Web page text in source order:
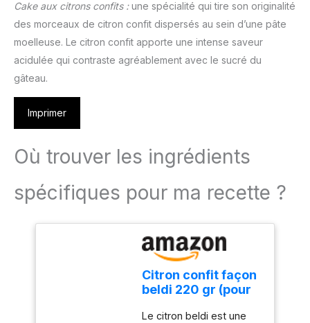
Cake aux citrons confits :une spécialité qui tire son originalité
des morceaux de citron confit dispersés au sein d’une pâte
moelleuse. Le citron confit apporte une intense saveur
acidulée qui contraste agréablement avec le sucré du
gâteau.
Imprimer
Où trouver les ingrédients
spécifiques pour ma recette ?
Citron confit façon
beldi 220 gr (pour
Le citron beldi est une